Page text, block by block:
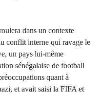
dans un contexte
conflit interne qui ravage le
un pays lui-même
sénégalaise de football
quant à
et avait saisi la FIFA et